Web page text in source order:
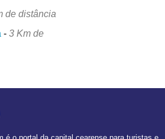
de distância
-3 Km de